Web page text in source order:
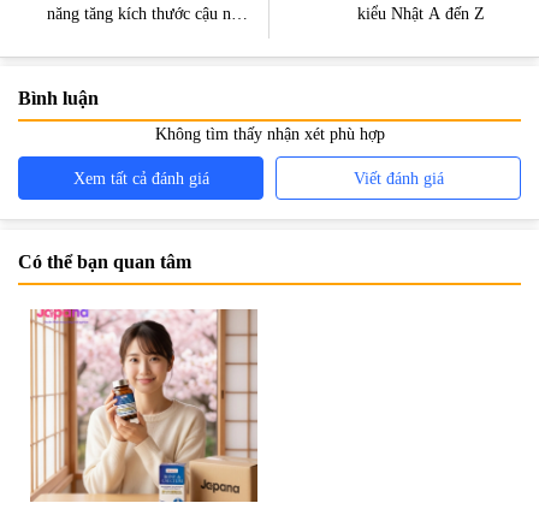
năng tăng kích thước cậu nhỏ
hiện nay
kiểu Nhật A đến Z
Bình luận
Không tìm thấy nhận xét phù hợp
Xem tất cả đánh giá Viết đánh giá
Có thể bạn quan tâm